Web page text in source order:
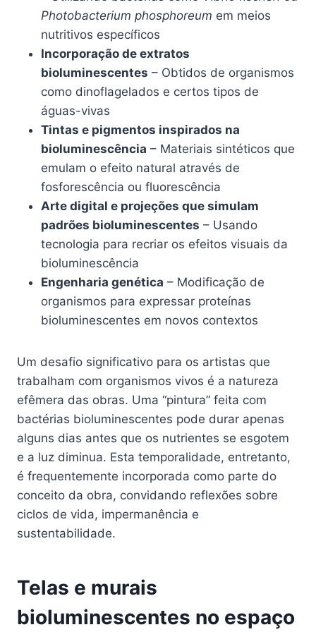
Photobacterium phosphoreum em meios
nutritivos específicos
Incorporação de extratos
bioluminescentes – Obtidos de organismos
como dinoflagelados e certos tipos de
águas-vivas
Tintas e pigmentos inspirados na
bioluminescência – Materiais sintéticos que
emulam o efeito natural através de
fosforescência ou fluorescência
Arte digital e projeções que simulam
padrões bioluminescentes – Usando
tecnologia para recriar os efeitos visuais da
bioluminescência
Engenharia genética – Modificação de
organismos para expressar proteínas
bioluminescentes em novos contextos
Um desafio significativo para os artistas que
trabalham com organismos vivos é a natureza
efêmera das obras. Uma “pintura” feita com
bactérias bioluminescentes pode durar apenas
alguns dias antes que os nutrientes se esgotem
e a luz diminua. Esta temporalidade, entretanto,
é frequentemente incorporada como parte do
conceito da obra, convidando reflexões sobre
ciclos de vida, impermanência e
sustentabilidade.
Telas e murais
bioluminescentes no espaço